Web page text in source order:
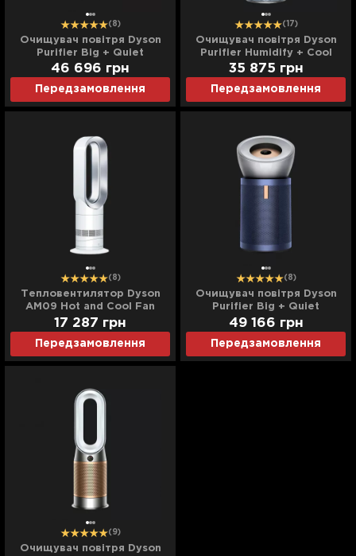
(8)
Очищувач повітря Dyson
Purifier Big + Quiet
Formaldehyde BP04
(Prussian Blue/Gold)
Передзамовлення
46 696 грн
(17)
Очищувач повітря Dyson
Purifier Humidify + Cool
Formaldehyde PH04
(White/Gold)
Передзамовлення
35 875 грн
(8)
Тепловентилятор Dyson
AM09 Hot and Cool Fan
(White/Satin Silver)
Передзамовлення
17 287 грн
(8)
Очищувач повітря Dyson
Purifier Big + Quiet
Formaldehyde BP03 (Bright
Nickel/Prussian Blue)
Передзамовлення
49 166 грн
(9)
Очищувач повітря Dyson